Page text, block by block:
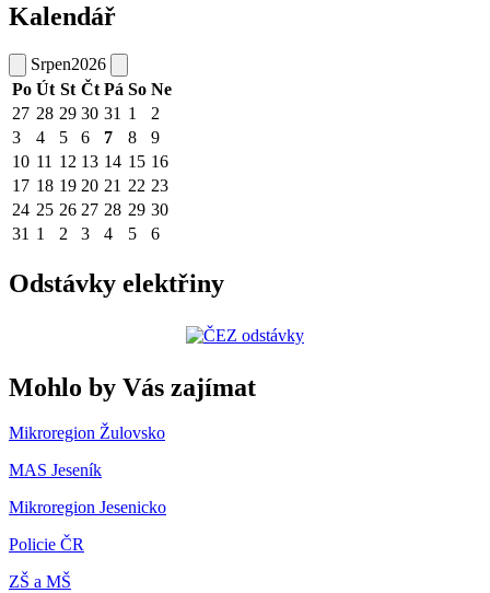
Kalendář
Srpen2026
Po Út St Čt Pá So Ne
27 28 29 30 31 1
2
3
4 5 6 7 8
9
10 11 12 13 14 15 16
17 18 19 20 21 22 23
24 25 26 27 28 29 30
31 1 2 3 4 5 6
Odstávky elektřiny
Mohlo by Vás zajímat
Mikroregion Žulovsko
MAS Jeseník
Mikroregion Jesenicko
Policie ČR
ZŠ a MŠ